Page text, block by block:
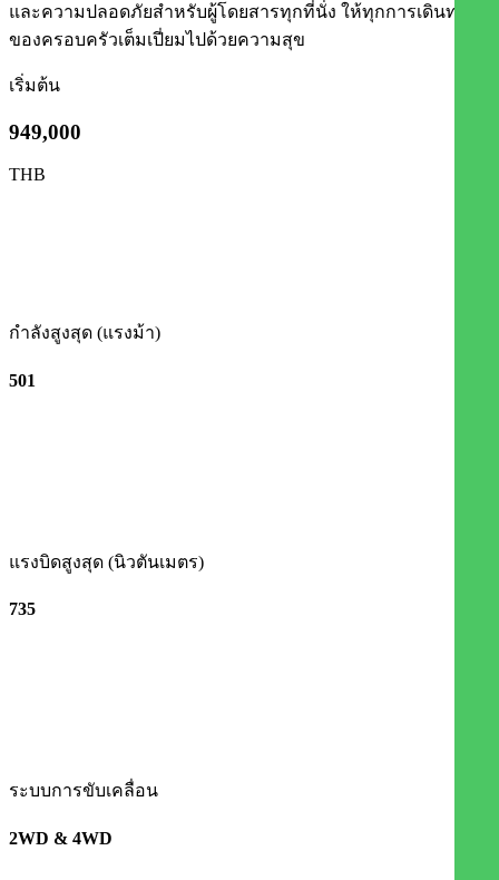
และความปลอดภัยสำหรับผู้โดยสารทุกที่นั่ง ให้ทุกการเดินทาง
ของครอบครัวเต็มเปี่ยมไปด้วยความสุข
เริ่มต้น
949,000
THB
กำลังสูงสุด (แรงม้า)
501​
แรงบิดสูงสุด (นิวตันเมตร)
735
ระบบการขับเคลื่อน
2WD & 4WD